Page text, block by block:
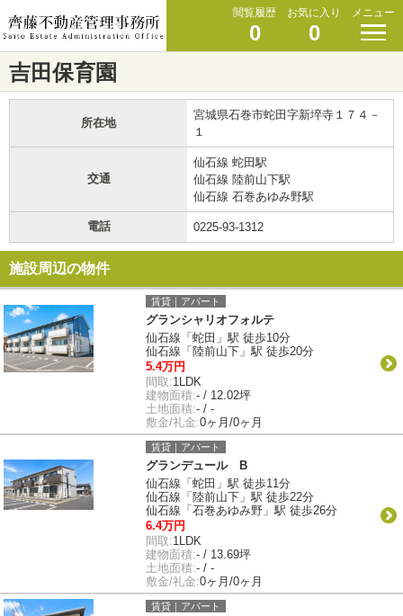
閲覧履歴
0
お気に入り
0
メニュー
吉田保育園
所在地
宮城県石巻市蛇田字新埣寺１７４－
１
交通
仙石線 蛇田駅
仙石線 陸前山下駅
仙石線 石巻あゆみ野駅
電話 0225-93-1312
施設周辺の物件
賃貸｜アパート
グランシャリオフォルテ
仙石線「蛇田」駅 徒歩10分
仙石線「陸前山下」駅 徒歩20分
5.4万円
間取:1LDK
建物面積:- / 12.02坪
土地面積:- / -
敷金/礼金:0ヶ月/0ヶ月
賃貸｜アパート
グランデュール B
仙石線「蛇田」駅 徒歩11分
仙石線「陸前山下」駅 徒歩22分
仙石線「石巻あゆみ野」駅 徒歩26分
6.4万円
間取:1LDK
建物面積:- / 13.69坪
土地面積:- / -
敷金/礼金:0ヶ月/0ヶ月
賃貸｜アパート